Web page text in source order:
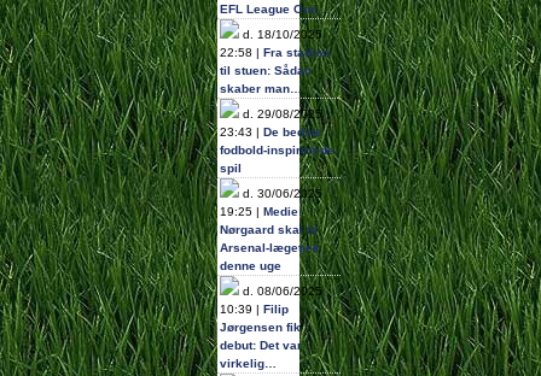
EFL League One…
d. 18/10/2025
22:58 | Fra stadion
til stuen: Sådan
skaber man…
d. 29/08/2025
23:43 | De bedste
fodbold-inspirerede
spil
d. 30/06/2025
19:25 | Medie:
Nørgaard skal til
Arsenal-lægetjek
denne uge
d. 08/06/2025
10:39 | Filip
Jørgensen fik
debut: Det var
virkelig…